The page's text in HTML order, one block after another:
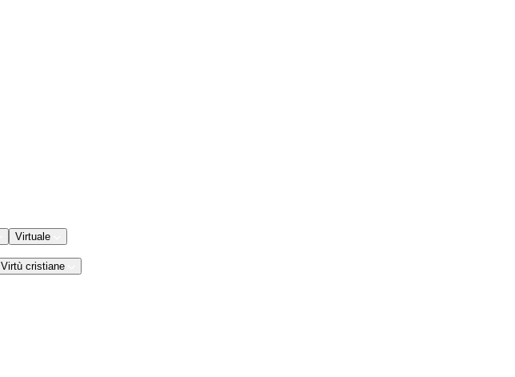
Virtuale
Virtù cristiane